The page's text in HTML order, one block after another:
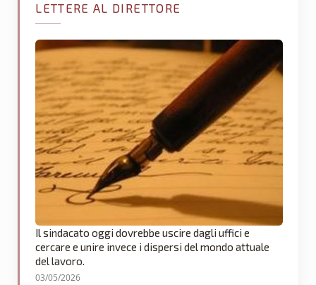
LETTERE AL DIRETTORE
Il sindacato oggi dovrebbe uscire dagli uffici e
cercare e unire invece i dispersi del mondo attuale
del lavoro.
03/05/2026